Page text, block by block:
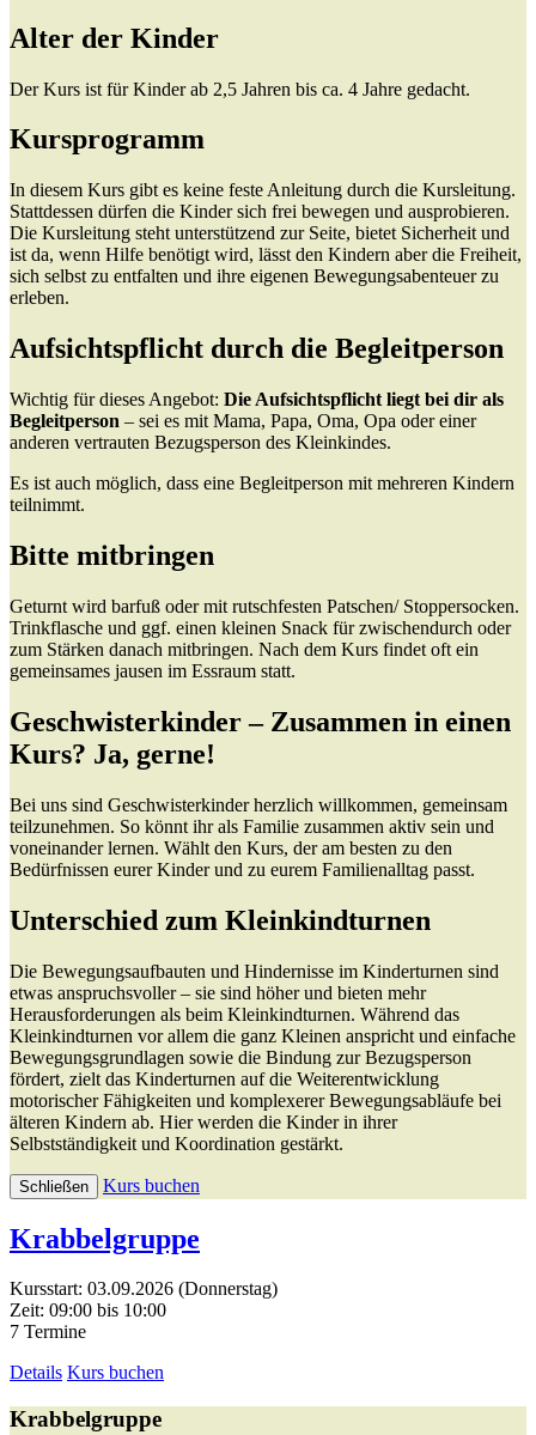
Alter der Kinder
Der Kurs ist für Kinder ab 2,5 Jahren bis ca. 4 Jahre gedacht.
Kursprogramm
In diesem Kurs gibt es keine feste Anleitung durch die Kursleitung.
Stattdessen dürfen die Kinder sich frei bewegen und ausprobieren.
Die Kursleitung steht unterstützend zur Seite, bietet Sicherheit und
ist da, wenn Hilfe benötigt wird, lässt den Kindern aber die Freiheit,
sich selbst zu entfalten und ihre eigenen Bewegungsabenteuer zu
erleben.
Aufsichtspflicht durch die Begleitperson
Wichtig für dieses Angebot: Die Aufsichtspflicht liegt bei dir als
Begleitperson – sei es mit Mama, Papa, Oma, Opa oder einer
anderen vertrauten Bezugsperson des Kleinkindes.
Es ist auch möglich, dass eine Begleitperson mit mehreren Kindern
teilnimmt.
Bitte mitbringen
Geturnt wird barfuß oder mit rutschfesten Patschen/ Stoppersocken.
Trinkflasche und ggf. einen kleinen Snack für zwischendurch oder
zum Stärken danach mitbringen. Nach dem Kurs findet oft ein
gemeinsames jausen im Essraum statt.
Geschwisterkinder – Zusammen in einen
Kurs? Ja, gerne!
Bei uns sind Geschwisterkinder herzlich willkommen, gemeinsam
teilzunehmen. So könnt ihr als Familie zusammen aktiv sein und
voneinander lernen. Wählt den Kurs, der am besten zu den
Bedürfnissen eurer Kinder und zu eurem Familienalltag passt.
Unterschied zum Kleinkindturnen
Die Bewegungsaufbauten und Hindernisse im Kinderturnen sind
etwas anspruchsvoller – sie sind höher und bieten mehr
Herausforderungen als beim Kleinkindturnen. Während das
Kleinkindturnen vor allem die ganz Kleinen anspricht und einfache
Bewegungsgrundlagen sowie die Bindung zur Bezugsperson
fördert, zielt das Kinderturnen auf die Weiterentwicklung
motorischer Fähigkeiten und komplexerer Bewegungsabläufe bei
älteren Kindern ab. Hier werden die Kinder in ihrer
Selbstständigkeit und Koordination gestärkt.
Schließen Kurs buchen
Krabbelgruppe
Kursstart: 03.09.2026 (Donnerstag)
Zeit: 09:00 bis 10:00
7 Termine
Details Kurs buchen
Krabbelgruppe